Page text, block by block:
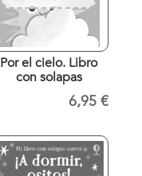
Por el cielo. Libro
con solapas
6,95 €